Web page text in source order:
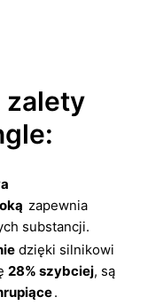
zalety
zapewnia
substancji.
dzięki silnikowi
28% szybciej, są
.